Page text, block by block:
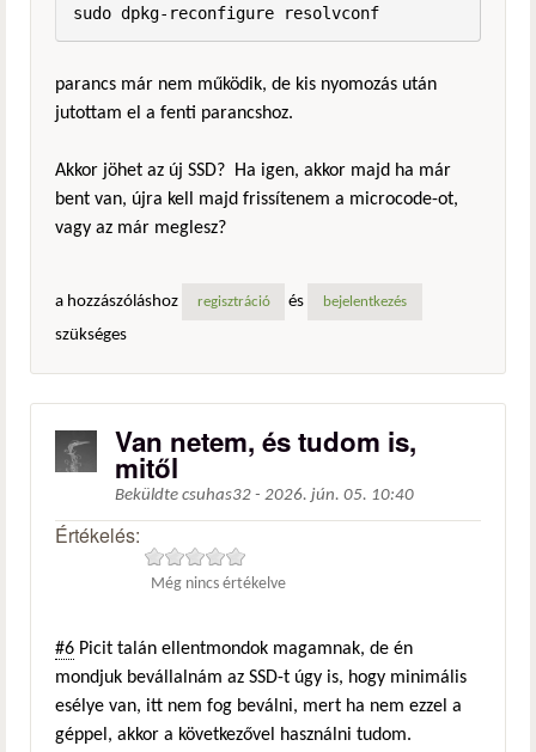
sudo dpkg-reconfigure resolvconf
parancs már nem működik, de kis nyomozás után
jutottam el a fenti parancshoz.
Akkor jöhet az új SSD? Ha igen, akkor majd ha már
bent van, újra kell majd frissítenem a microcode-ot,
vagy az már meglesz?
a hozzászóláshoz regisztráció és bejelentkezés
szükséges
Van netem, és tudom is,
mitől
Beküldte csuhas32 - 2026. jún. 05. 10:40
Értékelés:
Még nincs értékelve
#6 Picit talán ellentmondok magamnak, de én
mondjuk bevállalnám az SSD-t úgy is, hogy minimális
esélye van, itt nem fog beválni, mert ha nem ezzel a
géppel, akkor a következővel használni tudom.